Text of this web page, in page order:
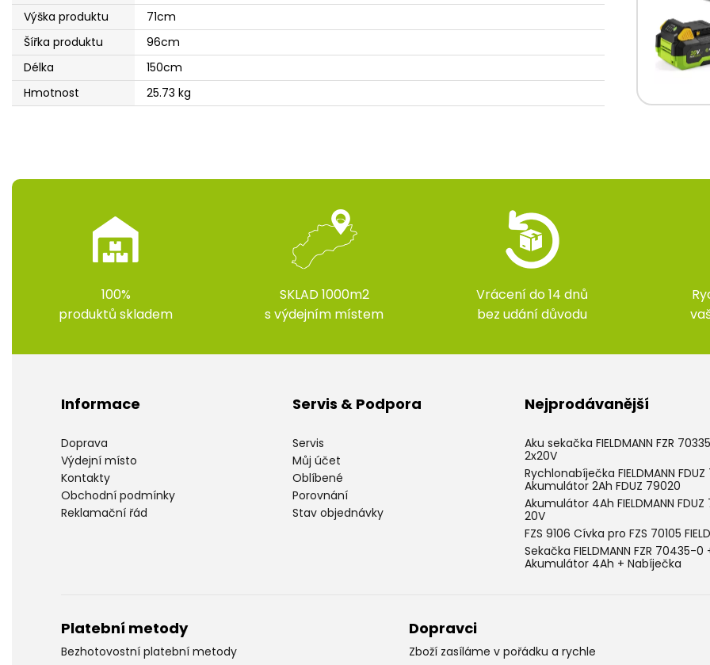
Výška produktu
71cm
Šířka produktu
96cm
Délka
150cm
Hmotnost
25.73 kg
100%
produktů skladem
SKLAD 1000m2
s výdejním místem
Vrácení do 14 dnů
bez udání důvodu
Informace
Doprava
Výdejní místo
Kontakty
Obchodní podmínky
Reklamační řád
Servis & Podpora
Servis
Můj účet
Oblíbené
Porovnání
Stav objednávky
Nejprodávanější
Aku sekačka FIELDMANN FZR
2x20V
Rychlonabíječka FIELDMANN FDUZ
Akumulátor 2Ah FDUZ 79020
Akumulátor 4Ah FIELDMANN
20V
FZS 9106 Cívka pro FZS 70105
Sekačka FIELDMANN FZR 70435-0
Akumulátor 4Ah + Nabíječka
Platební metody
Bezhotovostní platební metody
Dopravci
Zboží zasíláme v pořádku a rychle